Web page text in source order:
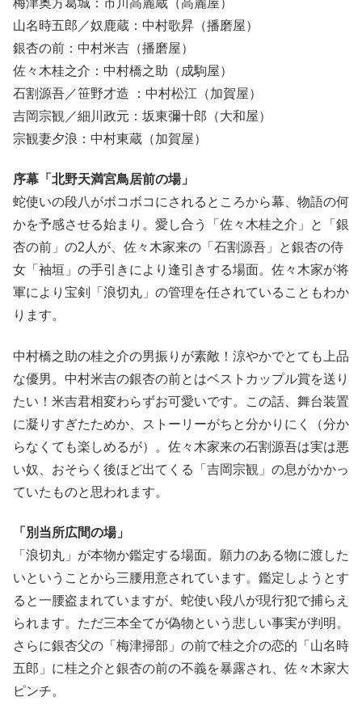
山名時五郎／奴鹿蔵：中村歌昇（播磨屋）
銀杏の前：中村米吉（播磨屋）
佐々木桂之介：中村橋之助（成駒屋）
石割源吾／笹野才造 ：中村松江（加賀屋）
吉岡宗観／細川政元：坂東彌十郎（大和屋）
宗観妻夕浪：中村東蔵（加賀屋）
序幕「北野天満宮鳥居前の場」
蛇使いの段八がボコボコにされるところから幕、物語の何
かを予感させる始まり。愛し合う「佐々木桂之介」と「銀
杏の前」の2人が、佐々木家来の「石割源吾」と銀杏の侍
女「袖垣」の手引きにより逢引きする場面。佐々木家が将
軍により宝剣「浪切丸」の管理を任されていることもわか
ります。
中村橋之助の桂之介の男振りが素敵！涼やかでとても上品
な優男。中村米吉の銀杏の前とはベストカップル賞を送り
たい！米吉君相変わらずお可愛いです。この話、舞台装置
に凝りすぎたためか、ストーリーがちと分かりにく（分か
らなくても楽しめるが）。佐々木家来の石割源吾は実は悪
い奴、おそらく後ほど出てくる「吉岡宗観」の息がかかっ
ていたものと思われます。
「別当所広間の場」
「浪切丸」が本物か鑑定する場面。願力のある物に渡した
いということから三腰用意されています。鑑定しようとす
ると一腰盗まれていますが、蛇使い段八が現行犯で捕らえ
られます。ただ三本全てが偽物という悲しい事実が判明。
さらに銀杏父の「梅津掃部」の前で桂之介の恋的「山名時
五郎」に桂之介と銀杏の前の不義を暴露され、佐々木家大
ピンチ。